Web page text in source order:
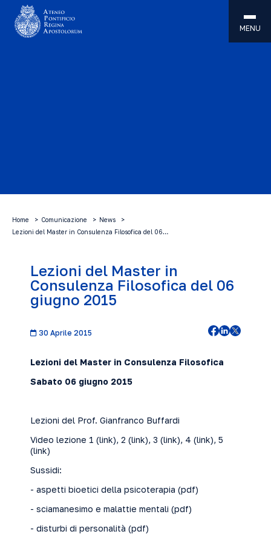
MENU
Home Comunicazione
News
Lezioni del Master in Consulenza Filosofica del 06…
Lezioni del Master in
Consulenza Filosofica del 06
giugno 2015
30 Aprile 2015
Lezioni del Master in Consulenza Filosofica
Sabato 06 giugno 2015
Lezioni del Prof. Gianfranco Buffardi
Video lezione 1 (link), 2 (link), 3 (link), 4 (link), 5
(link)
Sussidi:
- aspetti bioetici della psicoterapia (pdf)
- sciamanesimo e malattie mentali (pdf)
- disturbi di personalità (pdf)